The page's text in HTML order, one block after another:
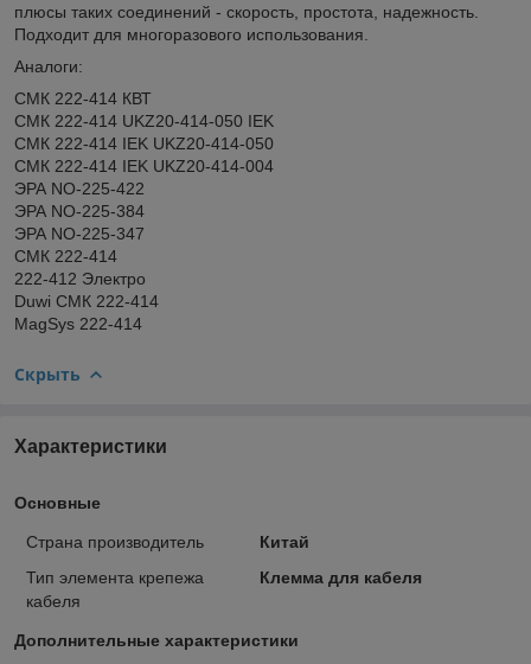
плюсы таких соединений - скорость, простота, надежность.
Подходит для многоразового использования.
Аналоги:
СМК 222-414 КВТ
СМК 222-414 UKZ20-414-050 IEK
СМК 222-414 IEK UKZ20-414-050
СМК 222-414 IEK UKZ20-414-004
ЭРА NO-225-422
ЭРА NO-225-384
ЭРА NO-225-347
СМК 222-414
222-412 Электро
Duwi СМК 222-414
MagSys 222-414
Скрыть
Характеристики
Основные
Страна производитель
Китай
Тип элемента крепежа
кабеля
Клемма для кабеля
Дополнительные характеристики